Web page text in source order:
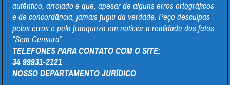
autêntico, arrojado e que, apesar de alguns erros ortográficos
e de concordância, jamais fugiu da verdade. Peço desculpas
pelos erros e pela franqueza em noticiar a realidade dos fatos
“Sem Censura”.
TELEFONES PARA CONTATO COM O SITE:
34 99931-2121
NOSSO DEPARTAMENTO JURÍDICO